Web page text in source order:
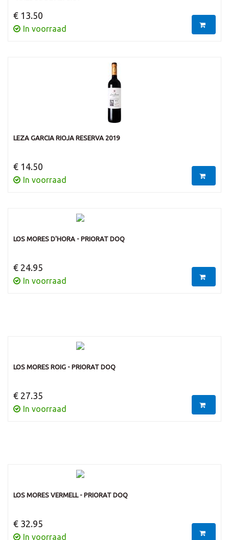
€ 13.50
In voorraad
LEZA GARCIA RIOJA RESERVA 2019
€ 14.50
In voorraad
LOS MORES D'HORA - PRIORAT DOQ
€ 24.95
In voorraad
LOS MORES ROIG - PRIORAT DOQ
€ 27.35
In voorraad
LOS MORES VERMELL - PRIORAT DOQ
€ 32.95
In voorraad